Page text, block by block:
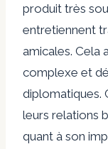
produit très
entretiennent
amicales. Cela
complexe et
diplomatiques.
leurs relations
quant à son